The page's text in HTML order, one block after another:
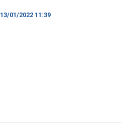
13/01/2022 11:39